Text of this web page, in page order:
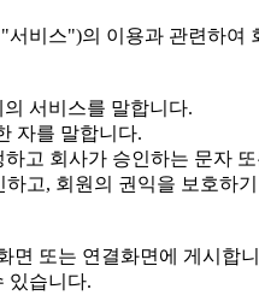
비스")의 이용과 관련하
서비스를 말합니다.
자를 말합니다.
고 회사가 승인하는 문자
고, 회원의 권익을 보호하
면 또는 연결화면에 게시합
있습니다.